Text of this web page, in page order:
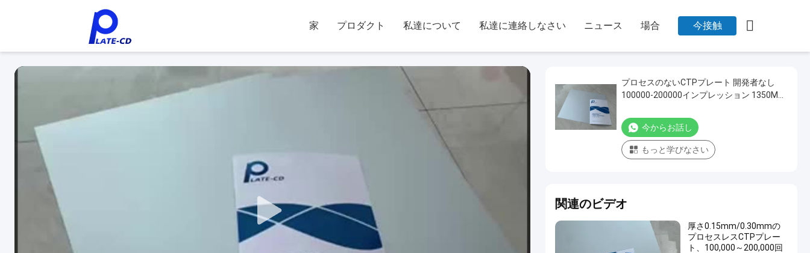
家 プロダクト 私達について 私達に連絡しなさい ニュース 場合 今接触 
プロセスのないCTPプレート 開発者なし
100000-200000インプレッション 1350MM
今からお話し
もっと学びなさい
関連のビデオ
厚さ0.15mm/0.30mmの
プロセスレスCTPプレー
ト、100,000～200,000回